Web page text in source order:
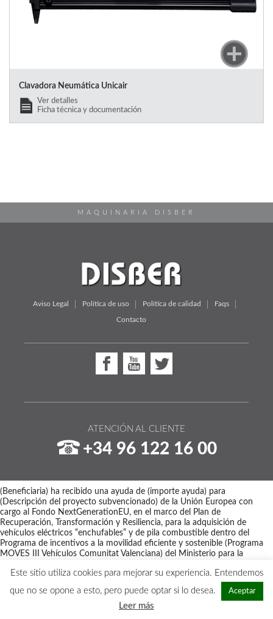
Clavadora Neumática Unicair
Ver detalles
Ficha técnica y documentación
MAQUINARIA DISBER
Aviso Legal Política de uso Política de calidad Faqs
Contacto
ATENCIÓN AL CLIENTE
+34 96 122 16 00
(Beneficiaria) ha recibido una ayuda de (importe ayuda) para
(Descripción del proyecto subvencionado) de la Unión Europea con
cargo al Fondo NextGenerationEU, en el marco del Plan de
Recuperación, Transformación y Resiliencia, para la adquisición de
vehículos eléctricos “enchufables” y de pila combustible dentro del
Programa de incentivos a la movilidad eficiente y sostenible (Programa
MOVES III Vehículos Comunitat Valenciana) del Ministerio para la
gestionado por el Instituto Valenciano de Competitividad Empresarial
Copyright © 2026 - Maquinaria Disber
Este sitio utiliza cookies para mejorar su experiencia. Entendemos
que no se opone a esto, pero puede optar si lo desea.
Aceptar
Leer más